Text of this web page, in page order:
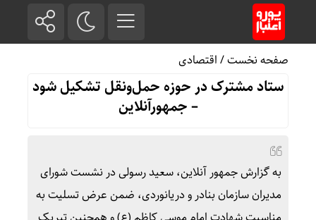
صفحه نخست/اقتصادی
ستاد مشترک در حوزه حمل‌ونقل تشکیل شود
– جمهورآنلاین
به گزارش جمهور آنلاین، سعید رسولی در نشست شورای
مدیران سازمان بنادر و دریانوردی، ضمن عرض تسلیت به